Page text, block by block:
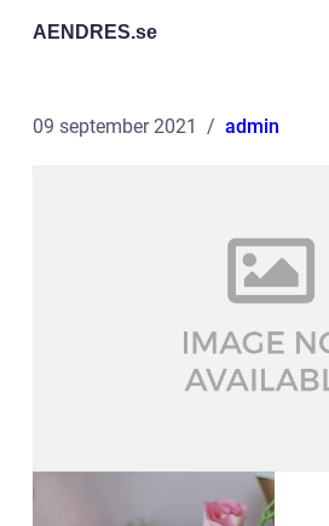
AENDRES.se
09 september 2021 admin